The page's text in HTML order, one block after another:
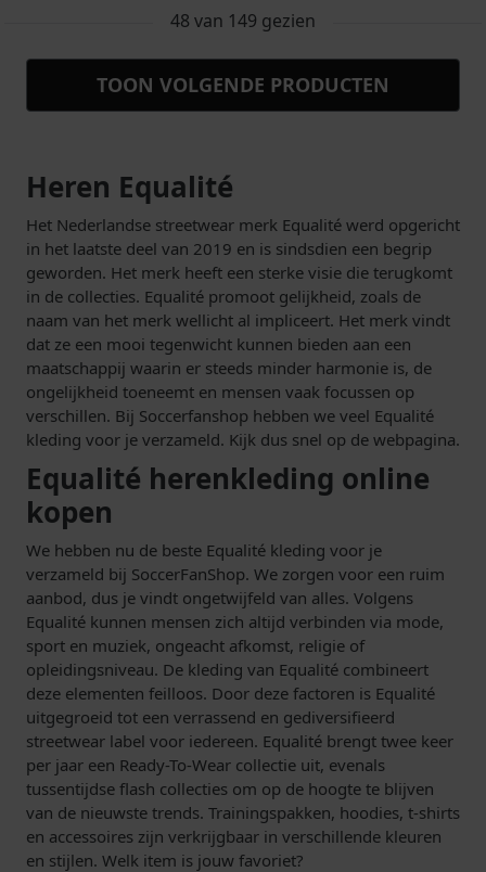
48 van 149 gezien
TOON VOLGENDE PRODUCTEN
Heren Equalité
Het Nederlandse streetwear merk Equalité werd opgericht
in het laatste deel van 2019 en is sindsdien een begrip
geworden. Het merk heeft een sterke visie die terugkomt
in de collecties. Equalité promoot gelijkheid, zoals de
naam van het merk wellicht al impliceert. Het merk vindt
dat ze een mooi tegenwicht kunnen bieden aan een
maatschappij waarin er steeds minder harmonie is, de
ongelijkheid toeneemt en mensen vaak focussen op
verschillen. Bij Soccerfanshop hebben we veel Equalité
kleding voor je verzameld. Kijk dus snel op de webpagina.
Equalité herenkleding online
kopen
We hebben nu de beste Equalité kleding voor je
verzameld bij SoccerFanShop. We zorgen voor een ruim
aanbod, dus je vindt ongetwijfeld van alles. Volgens
Equalité kunnen mensen zich altijd verbinden via mode,
sport en muziek, ongeacht afkomst, religie of
opleidingsniveau. De kleding van Equalité combineert
deze elementen feilloos. Door deze factoren is Equalité
uitgegroeid tot een verrassend en gediversifieerd
streetwear label voor iedereen. Equalité brengt twee keer
per jaar een Ready-To-Wear collectie uit, evenals
tussentijdse flash collecties om op de hoogte te blijven
van de nieuwste trends. Trainingspakken, hoodies, t-shirts
en accessoires zijn verkrijgbaar in verschillende kleuren
en stijlen. Welk item is jouw favoriet?